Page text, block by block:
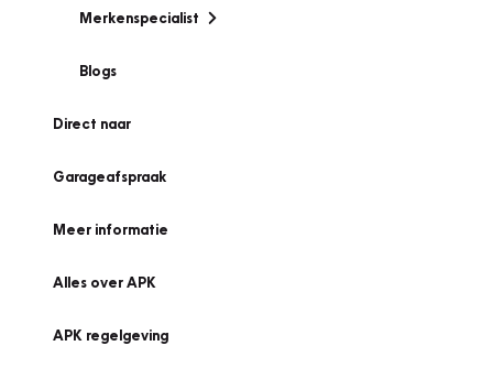
Merkenspecialist
Blogs
Direct naar
Garageafspraak
Meer informatie
Alles over APK
APK regelgeving